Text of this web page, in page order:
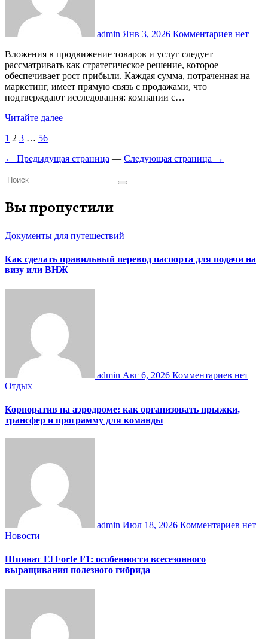
admin Янв 3, 2026 Комментариев нет
Вложения в продвижение товаров и услуг следует
рассматривать как стратегическое решение, которое
обеспечивает рост прибыли. Каждая сумма, потраченная на
маркетинг, имеет прямую связь с продажами, что
подтверждают исследования: компании с…
Читайте далее
Пагинация
записей
1 2 3 … 56
← Предыдущая страница — Следующая страница →
Вы пропустили
Документы для путешествий
Как сделать правильный перевод паспорта для подачи на
визу или ВНЖ
admin Авг 6, 2026 Комментариев нет
Отдых
Корпоратив на аэродроме: как организовать прыжки,
трансфер и программу для команды
admin Июл 18, 2026 Комментариев нет
Новости
Шпинат El Forte F1: особенности всесезонного
выращивания полезного гибрида